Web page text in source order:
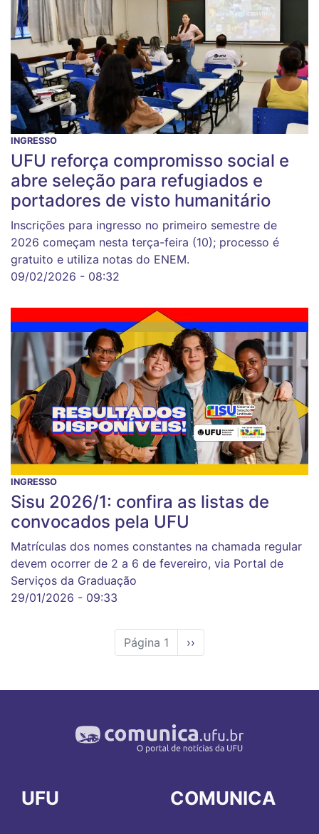
INGRESSO
UFU reforça compromisso social e
abre seleção para refugiados e
portadores de visto humanitário
Inscrições para ingresso no primeiro semestre de
2026 começam nesta terça-feira (10); processo é
gratuito e utiliza notas do ENEM.
09/02/2026 - 08:32
INGRESSO
Sisu 2026/1: confira as listas de
convocados pela UFU
Matrículas dos nomes constantes na chamada regular
devem ocorrer de 2 a 6 de fevereiro, via Portal de
Serviços da Graduação
29/01/2026 - 09:33
Página 1
Próxima
página
››
UFU COMUNICA